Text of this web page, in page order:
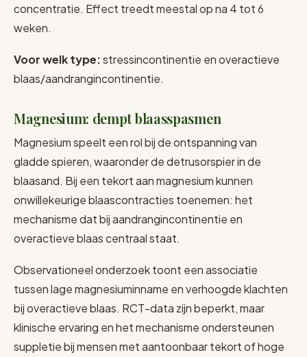
concentratie. Effect treedt meestal op na 4 tot 6
weken.
Voor welk type:stressincontinentie en overactieve
blaas/aandrangincontinentie.
Magnesium: dempt blaasspasmen
Magnesium speelt een rol bij de ontspanning van
gladde spieren, waaronder de detrusorspier in de
blaasand. Bij een tekort aan magnesium kunnen
onwillekeurige blaascontracties toenemen: het
mechanisme dat bij aandrangincontinentie en
overactieve blaas centraal staat.
Observationeel onderzoek toont een associatie
tussen lage magnesiuminname en verhoogde klachten
bij overactieve blaas. RCT-data zijn beperkt, maar
klinische ervaring en het mechanisme ondersteunen
suppletie bij mensen met aantoonbaar tekort of hoge